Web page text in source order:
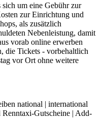
um eine Gebühr zur
zur Einrichtung und
als zusätzlich
Nebenleistung, damit
vorab online erwerben
die Tickets - vorbehaltlich
vor Ort ohne weitere
national | international
Renntaxi-Gutscheine | Add-